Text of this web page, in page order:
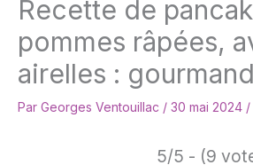
Recette de
pommes râpées,
airelles :
Par Georges Ventouillac / 30 mai 2024 /
5/5 - (9